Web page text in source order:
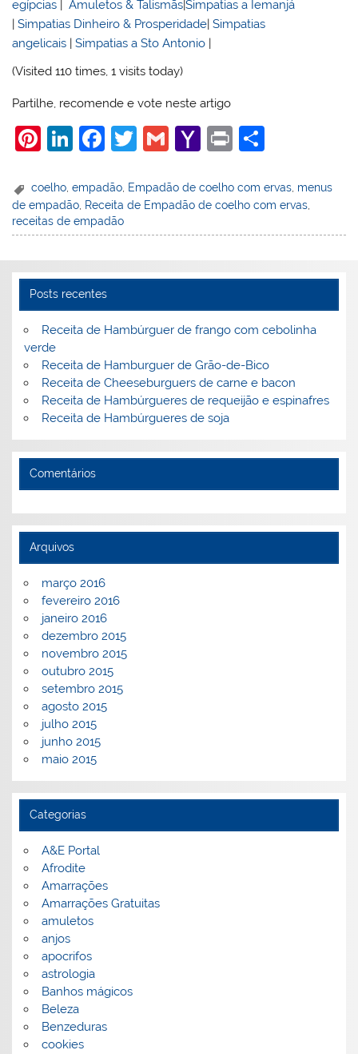
egípcias |Amuletos & Talismãs|Simpatias a Iemanjá
|Simpatias Dinheiro & Prosperidade|Simpatias
angelicais |Simpatias a Sto Antonio |
(Visited 110 times, 1 visits today)
Partilhe, recomende e vote neste artigo
Pi
er
e
st
Li
k
e
dI
F
c
e
b
o
k
T
itt
er
G
ai
l
Y
h
o
o
l
Pr
t
ar
e
coelho ,empadão Empadão de coelho com ervas menus
de empadão Receita de Empadão de coelho com ervas
receitas de empadão
Posts recentes
Receita de Hambúrguer de frango com cebolinha
verde
Receita de Hamburguer de Grão-de-Bico
Receita de Cheeseburguers de carne e bacon
Receita de Hambúrgueres de requeijão e espinafres
Receita de Hambúrgueres de soja
Comentários
Arquivos
março 2016
fevereiro 2016
janeiro 2016
dezembro 2015
novembro 2015
outubro 2015
setembro 2015
agosto 2015
julho 2015
junho 2015
maio 2015
Categorias
A&E Portal
Afrodite
Amarrações
Amarrações Gratuitas
amuletos
anjos
apocrifos
astrologia
Banhos mágicos
Beleza
Benzeduras
cookies